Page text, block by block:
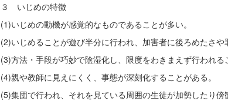
３ いじめの特徴
(1)いじめの動機が感覚的なものであることが多い。
(2)いじめることが遊び半分に行われ、加害者に後ろめたさや
(3)方法・手段が巧妙で陰湿化し、限度をわきまえず行われる
(4)親や教師に見えにくく、事態が深刻化することがある。
(5)集団で行われ、それを見ている周囲の生徒が加勢したり